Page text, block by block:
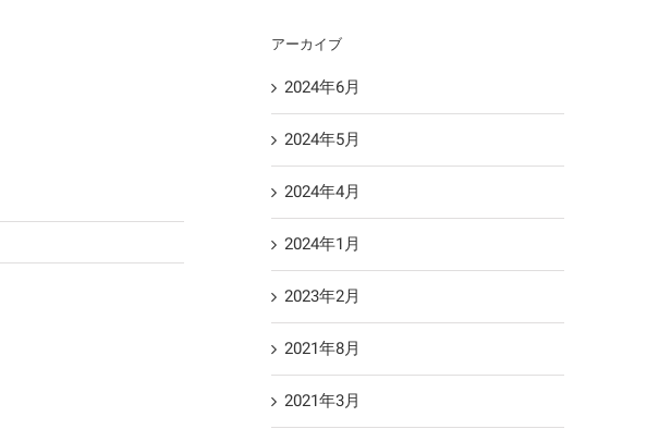
アーカイブ
2024年6月
2024年5月
2024年4月
2024年1月
2023年2月
2021年8月
2021年3月